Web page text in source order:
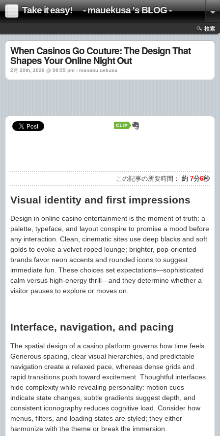
Take it easy! - mauekusa 's BLOG -
検索
When Casinos Go Couture: The Design That
Shapes Your Online Night Out
2月 20th, 2026 @ 08:55 pm › manabu uekusa
この記事の所要時間： 約 7分6秒
Visual identity and first impressions
Design in online casino entertainment is the moment of truth: a
palette, typeface, and layout conspire to promise a mood before
any interaction. Clean, cinematic sites use deep blacks and soft
golds to evoke a velvet-roped lounge; brighter, pop-oriented
brands favor neon accents and rounded icons to suggest
immediate fun. These choices set expectations—sophisticated
calm versus high-energy thrill—and they determine whether a
visitor pauses to explore or moves on.
Interface, navigation, and pacing
The spatial design of a casino platform governs how time feels.
Generous spacing, clear visual hierarchies, and predictable
navigation create a relaxed pace, whereas dense grids and
rapid transitions push toward excitement. Thoughtful interfaces
hide complexity while revealing personality: motion cues
indicate state changes, subtle gradients suggest depth, and
consistent iconography reduces cognitive load. Consider how
menus, filters, and loading states are styled; they either
harmonize with the theme or break the immersion.